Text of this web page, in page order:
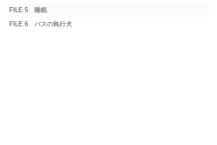
FILE.5 睡眠
FILE.6 バスの執行犬